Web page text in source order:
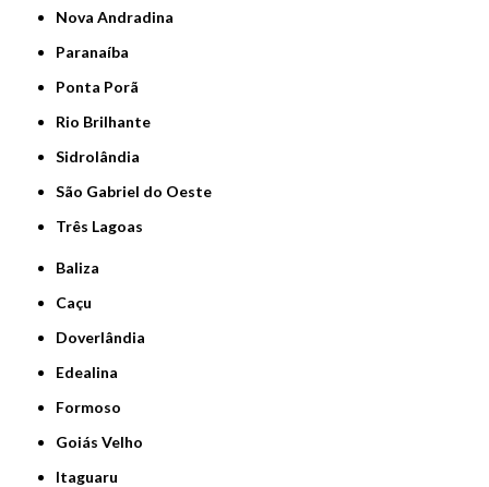
Nova Andradina
Paranaíba
Ponta Porã
Rio Brilhante
Sidrolândia
São Gabriel do Oeste
Três Lagoas
Baliza
Caçu
Doverlândia
Edealina
Formoso
Goiás Velho
Itaguaru